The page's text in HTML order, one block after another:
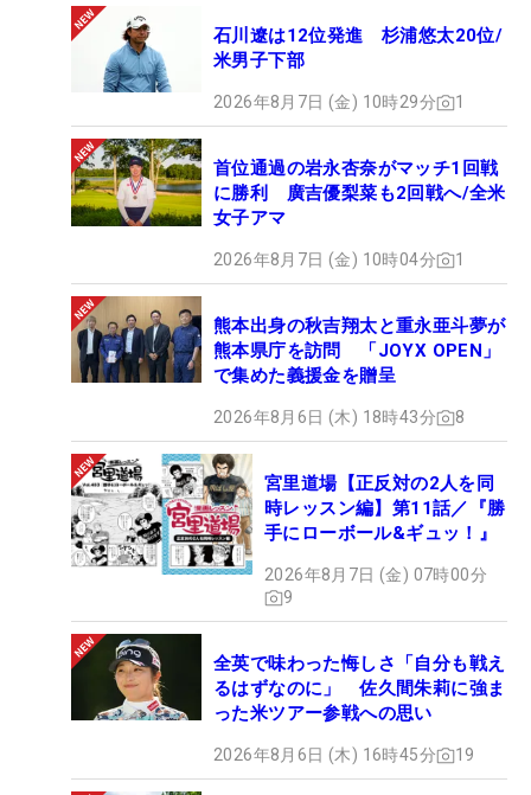
石川遼は12位発進 杉浦悠太20位/
米男子下部
2026年8月7日 (金) 10時29分 1
首位通過の岩永杏奈がマッチ1回戦
に勝利 廣吉優梨菜も2回戦へ/全米
女子アマ
2026年8月7日 (金) 10時04分 1
熊本出身の秋吉翔太と重永亜斗夢が
熊本県庁を訪問 「JOYX OPEN」
で集めた義援金を贈呈
2026年8月6日 (木) 18時43分 8
宮里道場【正反対の2人を同
時レッスン編】第11話／『勝
手にローボール&ギュッ！』
2026年8月7日 (金) 07時00分
9
全英で味わった悔しさ「自分も戦え
るはずなのに」 佐久間朱莉に強ま
った米ツアー参戦への思い
2026年8月6日 (木) 16時45分 19